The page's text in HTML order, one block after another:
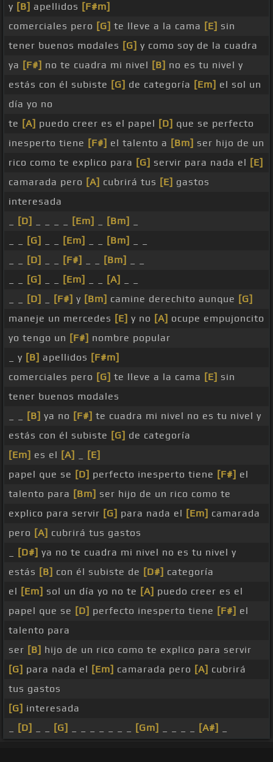
y [B] apellidos [F#m]
comerciales pero [G] te lleve a la cama [E] sin
tener buenos modales [G] y como soy de la cuadra
ya [F#] no te cuadra mi nivel [B] no es tu nivel y
estás con él subiste [G] de categoría [Em] el sol un
día yo no
te [A] puedo creer es el papel [D] que se perfecto
inesperto tiene [F#] el talento a [Bm] ser hijo de un
rico como te explico para [G] servir para nada el [E]
camarada pero [A] cubrirá tus [E] gastos
interesada
[D] [Em] [Bm]
[G] [Em] [Bm]
[D] [F#] [Bm]
[G] [Em] [A]
[D] [F#] y [Bm] camine derechito aunque [G]
maneje un mercedes [E] y no [A] ocupe empujoncito
yo tengo un [F#] nombre popular
_ y [B] apellidos [F#m]
comerciales pero [G] te lleve a la cama [E] sin
tener buenos modales
[B] ya no [F#] te cuadra mi nivel no es tu nivel y
estás con él subiste [G] de categoría
[Em] es el [A]
[E]
papel que se [D] perfecto inesperto tiene [F#] el
talento para [Bm] ser hijo de un rico como te
explico para servir [G] para nada el [Em] camarada
pero [A] cubrirá tus gastos
[D#] ya no te cuadra mi nivel no es tu nivel y
estás [B] con él subiste de [D#] categoría
el [Em] sol un día yo no te [A] puedo creer es el
papel que se [D] perfecto inesperto tiene [F#] el
talento para
ser [B] hijo de un rico como te explico para servir
[G] para nada el [Em] camarada pero [A] cubrirá
tus gastos
[G] interesada
[D] [G] [Gm] [A#]